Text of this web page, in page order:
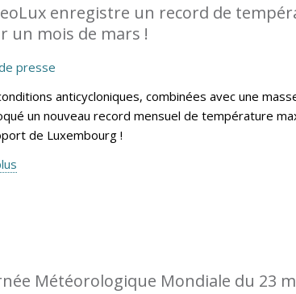
enregistre un record de
un mois de mars !
presse
anticycloniques, combinées avec une
un nouveau record mensuel de température
de Luxembourg !
Météorologique Mondiale du 23